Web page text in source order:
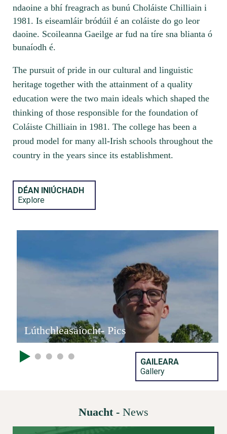
ndaoine a bhí freagrach as bunú Choláiste Chilliain i
1981. Is eiseamláir bródúil é an coláiste do go leor
daoine. Scoileanna Gaeilge ar fud na tíre sna blianta ó
bunaíodh é.
The pursuit of pride in our cultural and linguistic
heritage together with the attainment of a quality
education were the two main ideals which shaped the
thinking of those responsible for the foundation of
Coláiste Chilliain in 1981. The college has been a
proud model for many all-Irish schools throughout the
country in the years since its establishment.
DÉAN INIÚCHADH
Explore
Lúthchleasaíocht- Pics
GAILEARA
Gallery
Nuacht - News